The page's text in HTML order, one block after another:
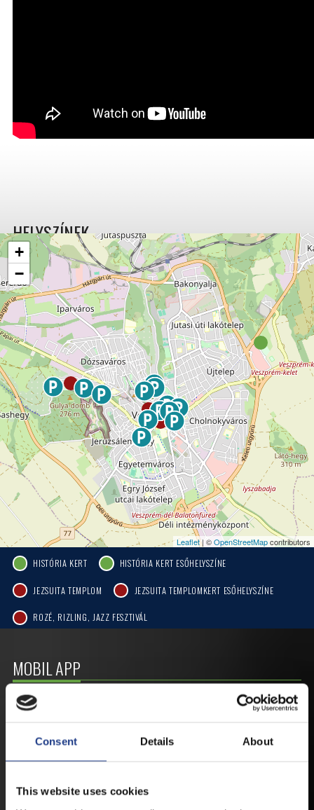
Consent Details About
This website uses cookies
+
−
Leaflet| ©OpenStreetMapcontributors
HELYSZÍNEK
HISTÓRIA KERT HISTÓRIA KERT ESŐHELYSZÍNE
JEZSUITA TEMPLOM JEZSUITA TEMPLOMKERT ESŐHELYSZÍNE
ROZÉ, RIZLING, JAZZ FESZTIVÁL
MOBIL APP